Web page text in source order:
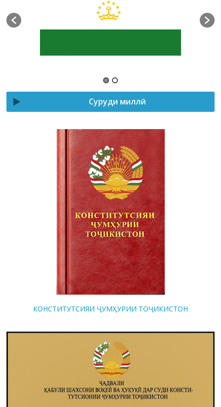
Суруди миллӣ
КОНСТИТУТСИЯИ ҶУМҲУРИИ ТОҶИКИСТОН